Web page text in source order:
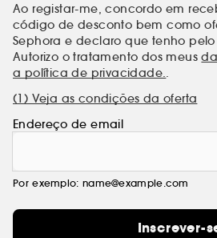
Ao registar-me, concordo em
código de desconto bem como
Sephora e declaro que tenho pelo
Autorizo o tratamento dos meus
a política de privacidade..
(1) Veja as condições da oferta
Endereço de email
Por exemplo: name@example.com
Inscrever-